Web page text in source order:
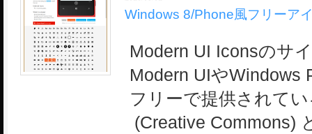
Windows 8/Phone風フリーア
Modern UI Iconsのサ
Modern UIやWindows
フリーで提供されて
(Creative Commons)